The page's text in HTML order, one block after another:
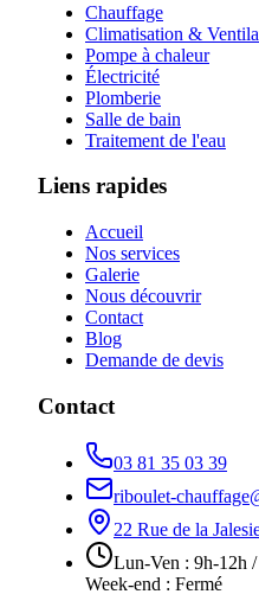
Chauffage
Climatisation &
Pompe à chaleur
Électricité
Plomberie
Salle de bain
Traitement de l'eau
Liens rapides
Accueil
Nos services
Galerie
Nous découvrir
Contact
Blog
Demande de devis
Contact
03 81 35 03 39
riboulet-
22 Rue de la
Lun-Ven : 9h-12h
Week-end : Fermé